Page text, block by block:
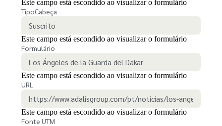
Este campo está escondido ao visualizar o formulário
TipoCabeça
Este campo está escondido ao visualizar o formulário
Formulário
Este campo está escondido ao visualizar o formulário
URL
Este campo está escondido ao visualizar o formulário
Fonte UTM